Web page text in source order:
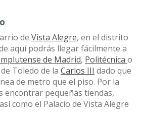
de Vista Alegre, en el distrito
aquí podrás llegar fácilmente a
de Madrid, Politécnica o
Toledo de la Carlos III dado que
de metro que el piso. Por la
encontrar pequeñas tiendas,
como el Palacio de Vista Alegre